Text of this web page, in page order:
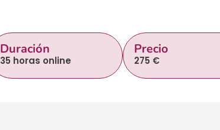
Duración
35 horas online
Precio
275 €